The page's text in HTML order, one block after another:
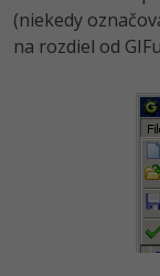
Linux
Video
Fórum
(niekedy
na rozdiel od